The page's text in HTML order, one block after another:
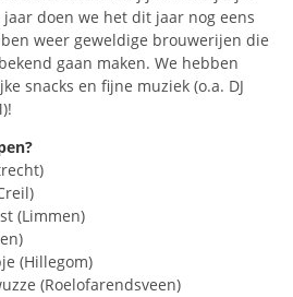
doen we het dit jaar nog eens
weer geweldige brouwerijen die
gaan maken. We hebben
snacks en fijne muziek (o.a. DJ
(Limmen)
(Hillegom)
(Roelofarendsveen)